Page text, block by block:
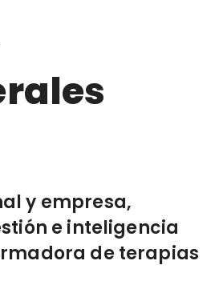
y empresa,
e inteligencia
de terapias